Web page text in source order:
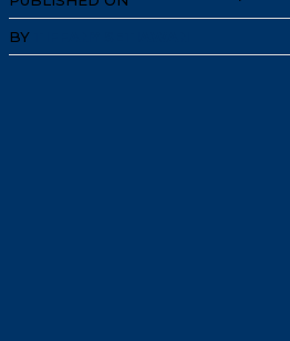
BY